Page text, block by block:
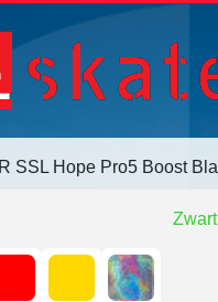
SSL Hope Pro5 Boost
Zwart